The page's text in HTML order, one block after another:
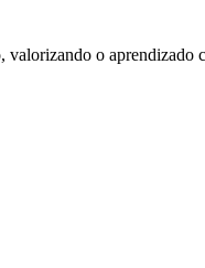
valorizando o